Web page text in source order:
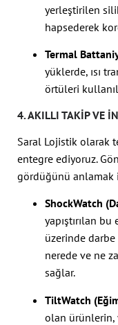
yerleştirilen
hapsederek
Termal
yüklerde, ısı
örtüleri
4. AKILLI TAKIP VE
Saral Lojistik olarak
entegre ediyoruz.
gördüğünü anlamak
ShockWatch
yapıştırılan
üzerinde darbe
nerede ve ne
sağlar.
TiltWatch
olan ürünlerin,